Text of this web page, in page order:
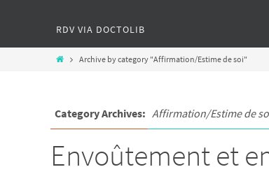
RDV VIA DOCTOLIB
Archive by category "Affirmation/Estime de soi"
Category Archives: Affirmation/Estime de
Envoûtement et